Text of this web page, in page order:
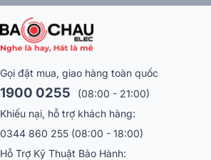
Gọi đặt mua, giao hàng toàn quốc
1900 0255
(08:00 - 21:00)
Khiếu nại, hỗ trợ khách hàng:
0344 860 255 (08:00 - 18:00)
Hỗ Trợ Kỹ Thuật Bảo Hành: